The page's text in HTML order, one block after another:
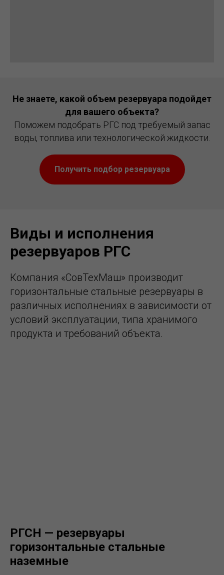
Не знаете, какой объем резервуара подойдет
для вашего объекта?
Поможем подобрать РГС под требуемый запас
воды, топлива или технологической жидкости.
Получить подбор резервуара
Виды и исполнения
резервуаров РГС
Компания «СовТехМаш» производит
горизонтальные стальные резервуары в
различных исполнениях в зависимости от
условий эксплуатации, типа хранимого
продукта и требований объекта.
РГСН — резервуары
горизонтальные стальные
наземные